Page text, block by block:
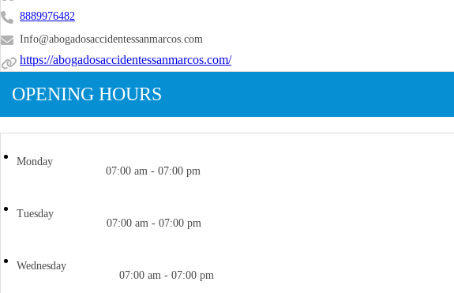
8889976482
Info@abogadosaccidentessanmarcos.com
https://abogadosaccidentessanmarcos.com/
OPENING HOURS
Monday
07:00 am - 07:00 pm
Tuesday
07:00 am - 07:00 pm
Wednesday
07:00 am - 07:00 pm